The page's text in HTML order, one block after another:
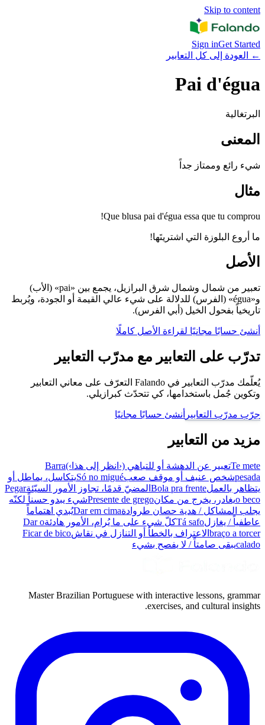
Skip to content
Sign inGet Started
←
العودة إلى كل التعابير
Pai d'égua
البرتغالية
المعنى
شيء رائع وممتاز جداً
مثال
Que blusa pai d'égua essa que tu comprou!
ما أروع البلوزة التي اشتريتَها!
الأصل
تعبير من شمال وشمال شرق البرازيل، يجمع بين «pai» (الأب)
و«égua» (الفرس) للدلالة على شيء عالي القيمة أو الجودة، ويُربط
تاريخياً بفحول الخيل (أبي الفرس).
أنشئ حسابًا مجانيًا لقراءة الأصل كاملًا
تدرّب على التعابير مع مدرّب التعابير
يُعلّمك مدرّب التعابير في Falando التعرّف على معاني التعابير
وتكوين جُمل باستخدامها، كي تتحدّث كبرازيلي.
جرّب مدرّب التعابير أنشئ حسابًا مجانيًا
مزيد من التعابير
Te meteتعبير عن الدهشة أو للتباهي (‹انظر إلى هذا›)Barra
pesadaشخص عنيف أو موقف صعبSó no miguéيتكاسل، يماطل أو
يتظاهر بالعملBola pra frente المضيّ قدمًا، تجاوز الأمور السيّئةPegar
o becoيغادر، يخرج من مكانPresente de gregoشيء يبدو حسناً لكنّه
يجلب المشاكل / هدية حصان طروادةDar em cimaيُبدي اهتماماً
عاطفياً / يغازلTá safoكلّ شيء على ما يُرام، الأمور هادئةDar o
braço a torcer الاعتراف بالخطأ أو التنازل في نقاشFicar de bico
caladoيبقى صامتاً / لا يفصح بشيء
Master Brazilian Portuguese with interactive lessons, grammar
exercises, and cultural insights.